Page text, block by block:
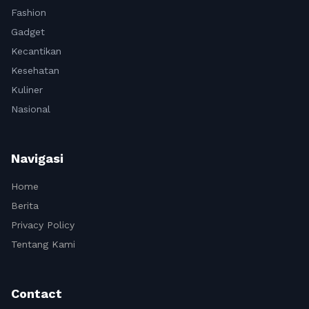
Fashion
Gadget
Kecantikan
Kesehatan
Kuliner
Nasional
Navigasi
Home
Berita
Privacy Policy
Tentang Kami
Contact